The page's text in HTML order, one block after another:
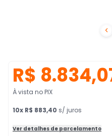

R$
À vista no PIX
10x R$ 883,40 s/ juros
Ver detalhes de parcelamento